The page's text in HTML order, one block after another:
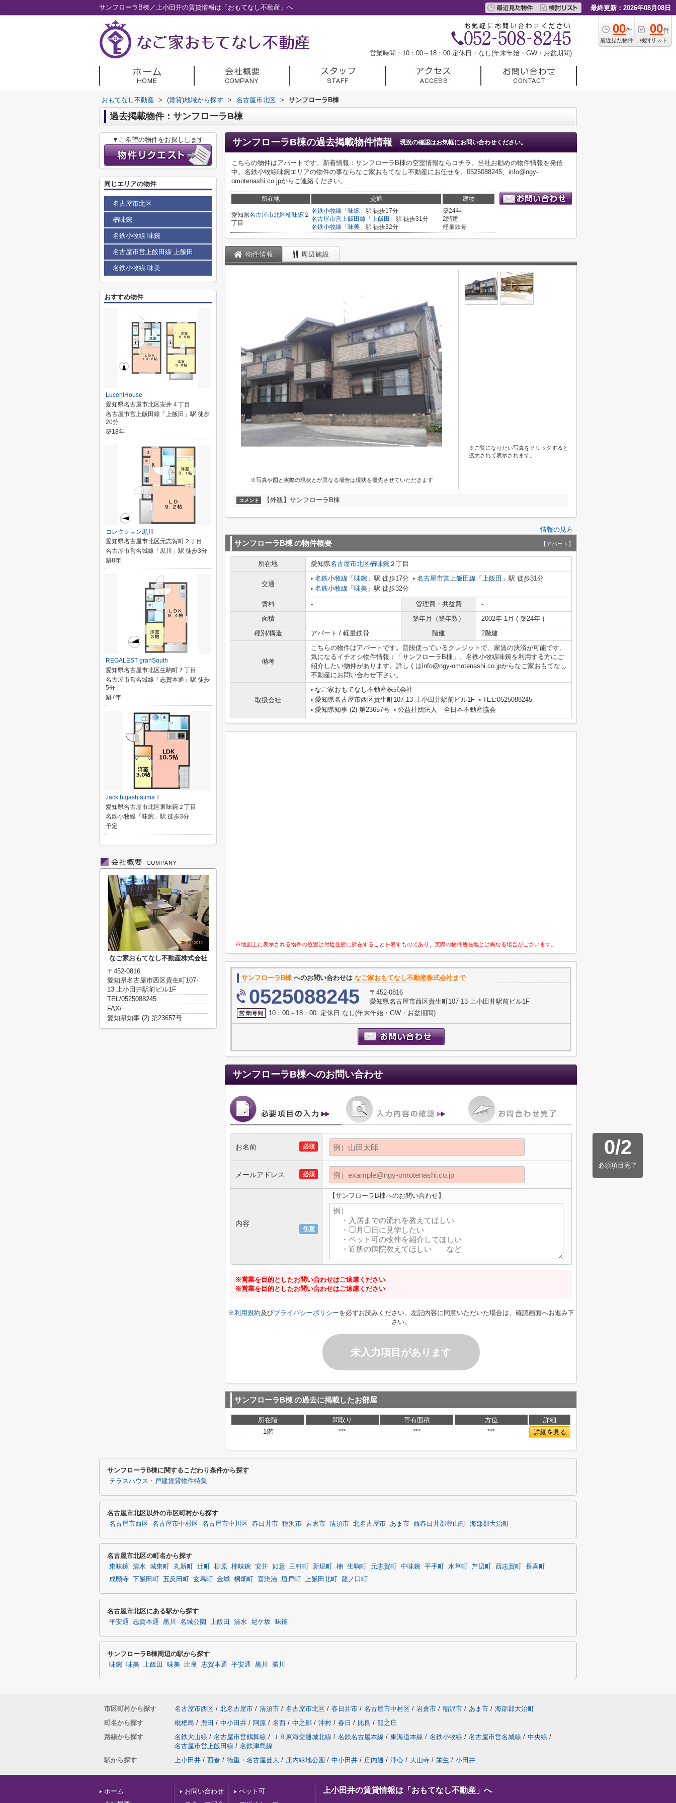
サンフローラB棟／上小田井の賃貸情報は「おもてなし不動産」へ 最終更新：2026年08月08日
00件
最近見た物件
00件
検討リスト
営業時間：10：00～18：00 定休日：なし(年末年始・GW・お盆期間)
おもてなし不動産 > (賃貸)地域から探す > 名古屋市北区 > サンフローラB棟
過去掲載物件：サンフローラB棟
サンフローラB棟の過去掲載物件情報 現況の確認はお気軽にお問い合わせください。
こちらの物件はアパートです。新着情報：サンフローラB棟の空室情報ならコチラ。当社お勧めの物件情報を発信
中。名鉄小牧線味鋺エリアの物件の事ならなご家おもてなし不動産にお任せを。0525088245、info@ngy-
omotenashi.co.jpからご連絡ください。
所在地 交通 建物
愛知県名古屋市北区楠味鋺 ２
丁目
名鉄小牧線 「 味鋺 」駅 徒歩17分
名古屋市営上飯田線 「 上飯田 」駅 徒歩31分
名鉄小牧線 「 味美 」駅 徒歩32分
築24年
2階建
軽量鉄骨
物件情報 周辺施設
※写真や図と実際の現状とが異なる場合は現状を優先させていただきます
※ご覧になりたい写真をクリックすると
拡大されて表示されます。
コメント 【外観】サンフローラB棟
情報の見方
サンフローラB棟の物件概要 【アパート】
所在地 愛知県名古屋市北区楠味鋺 ２丁目
交通
名鉄小牧線 「 味鋺 」駅 徒歩17分 名古屋市営上飯田線 「 上飯田 」駅 徒歩31分
名鉄小牧線 「 味美 」駅 徒歩32分
賃料 - 管理費・共益費
-
面積
- 築年月（築年数）
2002年 1月 ( 築24年 )
種別/構造
アパート / 軽量鉄骨 階建 2階建
備考
こちらの物件はアパートです。普段使っているクレジットで、家賃の決済が可能です。
気になるイチオシ物件情報：「サンフローラB棟」。名鉄小牧線味鋺を利用する方にご
紹介したい物件があります。詳しくはinfo@ngy-omotenashi.co.jpからなご家おもてなし
不動産にお問い合わせ下さい。
取扱会社
なご家おもてなし不動産株式会社
愛知県名古屋市西区貴生町107-13 上小田井駅前ビル1F
TEL:0525088245
愛知県知事 (2) 第23657号
公益社団法人 全日本不動産協会
※地図上に表示される物件の位置は付近住所に所在することを表すものであり、実際の物件所在地とは異なる場合がございます。
サンフローラB棟 へのお問い合わせは なご家おもてなし不動産株式会社まで
0525088245
〒452-0816
愛知県名古屋市西区貴生町107-13 上小田井駅前ビル1F
10：00～18：00 定休日:なし(年末年始・GW・お盆期間)
サンフローラB棟へのお問い合わせ
0/2
必須項目完了
必須
お名前
必須
メールアドレス
任意
内容
【サンフローラB棟へのお問い合わせ】
※営業を目的としたお問い合わせはご遠慮ください
※営業を目的としたお問い合わせはご遠慮ください
※利用規約及びプライバシーポリシーを必ずお読みください。左記内容に同意いただいた場合は、確認画面へお進み下
さい。
未入力項目があります
サンフローラB棟の過去に掲載したお部屋
所在階 間取り 専有面積 方位
詳細
1階
*** *** *** 詳細を見る
▼ご希望の物件をお探しします
同じエリアの物件
名古屋市北区
楠味鋺
名鉄小牧線 味鋺
名古屋市営上飯田線 上飯田
名鉄小牧線 味美
おすすめ物件
LucentHouse
愛知県名古屋市北区安井４丁目
名古屋市営上飯田線「上飯田」駅 徒歩
20分
築18年
コレクション黒川
愛知県名古屋市北区元志賀町２丁目
名古屋市営名城線「黒川」駅 徒歩3分
築8年
REGALEST granSouth
愛知県名古屋市北区生駒町７丁目
名古屋市営名城線「志賀本通」駅 徒歩
5分
築7年
Jack higashiajimaⅠ
愛知県名古屋市北区東味鋺２丁目
名鉄小牧線「味鋺」駅 徒歩3分
予定
なご家おもてなし不動産株式会社
〒452-0816
愛知県名古屋市西区貴生町107-
13 上小田井駅前ビル1F
TEL/0525088245
FAX/-
愛知県知事 (2) 第23657号
サンフローラB棟に関するこだわり条件から探す
テラスハウス・戸建賃貸物件特集
名古屋市北区以外の市区町村から探す
名古屋市西区 名古屋市中村区 名古屋市中川区 春日井市 稲沢市 岩倉市 清須市 北名古屋市 あま市 西春日井郡豊山町 海部郡大治町
名古屋市北区の町名から探す
東味鋺 清水 城東町 丸新町 辻町 柳原 楠味鋺 安井 如意 三軒町 新堀町 楠 生駒町 元志賀町 中味鋺 平手町 水草町 芦辺町 西志賀町
長喜町
成願寺
下飯田町 五反田町 玄馬町 金城 桐畑町 喜惣治 垣戸町 上飯田北町 龍ノ口町
名古屋市北区にある駅から探す
平安通 志賀本通 黒川 名城公園 上飯田 清水 尼ケ坂 味鋺
サンフローラB棟周辺の駅から探す
味鋺 味美 上飯田 味美 比良 志賀本通 平安通 黒川 勝川
市区町村から探す 名古屋市西区 / 北名古屋市 / 清須市 / 名古屋市北区 / 春日井市 / 名古屋市中村区 / 岩倉市 / 稲沢市 / あま市 / 海部郡大治町
町名から探す
枇杷島 / 鹿田 / 中小田井 / 阿原 / 名西 / 中之郷 / 沖村 / 春日 / 比良 / 熊之庄
路線から探す
名鉄犬山線 / 名古屋市営鶴舞線 / ＪＲ東海交通城北線 / 名鉄名古屋本線 / 東海道本線 / 名鉄小牧線 / 名古屋市営名城線 / 中央線 /
名古屋市営上飯田線 / 名鉄津島線
駅から探す
上小田井 / 西春 / 徳重・名古屋芸大 / 庄内緑地公園 / 中小田井 / 庄内通 / 浄心 / 大山寺 / 栄生 / 小田井
ホーム
お問い合わせ
ペット可
上小田井の賃貸情報は「おもてなし不動産」へ